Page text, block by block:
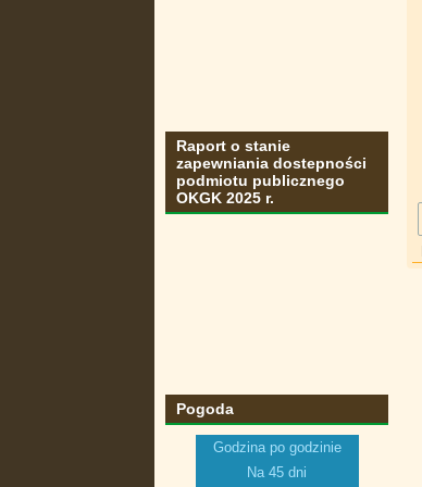
Raport o stanie
zapewniania dostepności
podmiotu publicznego
OKGK 2025 r.
Pogoda
Godzina po godzinie
Na 45 dni